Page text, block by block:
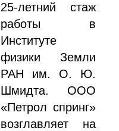
25-летний стаж
работы в
Институте
физики Земли
РАН им. О. Ю.
Шмидта. ООО
«Петрол спринг»
возглавляет на